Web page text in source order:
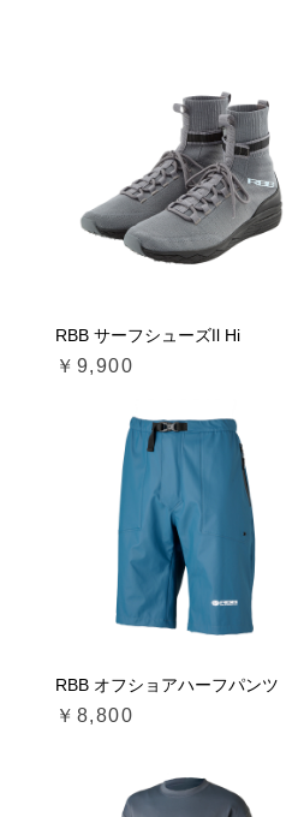
RBB サーフシューズⅡ Hi
￥9,900
RBB オフショアハーフパンツ
￥8,800